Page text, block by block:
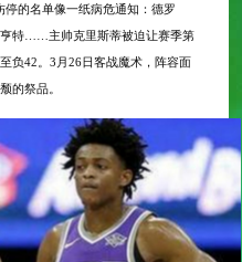
停的名单像一纸病危通知：德罗
特……主帅克里斯蒂被迫让赛季第
负42。3月26日客战魔术，阵容面
的祭品。